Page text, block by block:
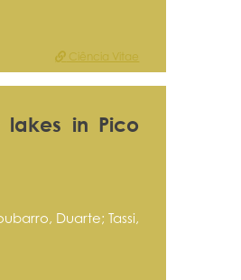
Ciência Vitae
lakes in Pico
Duarte; Tassi,